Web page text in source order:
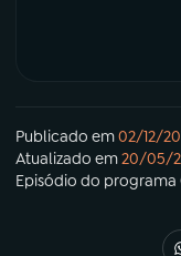
Publicado em02/12/
Atualizado em20/05/
Episódio do programa